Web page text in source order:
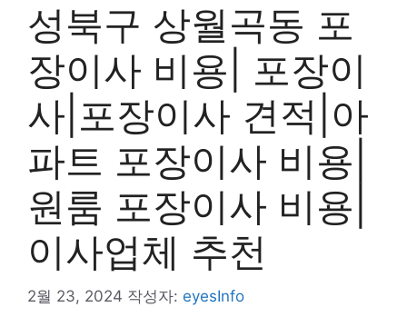
성북구 상월곡동 포
장이사 비용| 포장이
사|포장이사 견적|아
파트 포장이사 비용|
원룸 포장이사 비용|
이사업체 추천
2월 23, 2024 작성자: eyesInfo